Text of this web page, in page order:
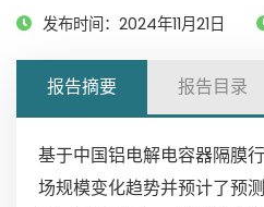
发布时间：2024年11月21日
报告摘要 报告目录
基于中国铝电解电容器隔膜
场规模变化趋势并预计了预